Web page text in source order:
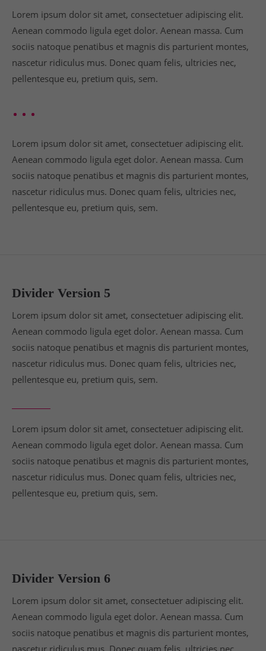
Lorem ipsum dolor sit amet, consectetuer adipiscing elit.
Aenean commodo ligula eget dolor. Aenean massa. Cum
sociis natoque penatibus et magnis dis parturient montes,
nascetur ridiculus mus. Donec quam felis, ultricies nec,
pellentesque eu, pretium quis, sem.
Lorem ipsum dolor sit amet, consectetuer adipiscing elit.
Aenean commodo ligula eget dolor. Aenean massa. Cum
sociis natoque penatibus et magnis dis parturient montes,
nascetur ridiculus mus. Donec quam felis, ultricies nec,
pellentesque eu, pretium quis, sem.
Divider Version 5
Lorem ipsum dolor sit amet, consectetuer adipiscing elit.
Aenean commodo ligula eget dolor. Aenean massa. Cum
sociis natoque penatibus et magnis dis parturient montes,
nascetur ridiculus mus. Donec quam felis, ultricies nec,
pellentesque eu, pretium quis, sem.
Lorem ipsum dolor sit amet, consectetuer adipiscing elit.
Aenean commodo ligula eget dolor. Aenean massa. Cum
sociis natoque penatibus et magnis dis parturient montes,
nascetur ridiculus mus. Donec quam felis, ultricies nec,
pellentesque eu, pretium quis, sem.
Divider Version 6
Lorem ipsum dolor sit amet, consectetuer adipiscing elit.
Aenean commodo ligula eget dolor. Aenean massa. Cum
sociis natoque penatibus et magnis dis parturient montes,
nascetur ridiculus mus. Donec quam felis, ultricies nec,